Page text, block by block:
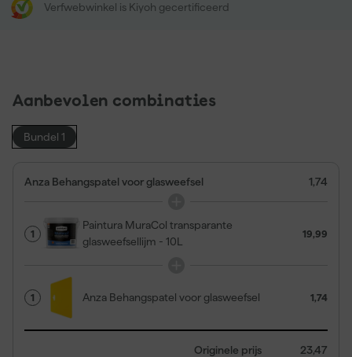
Verfwebwinkel is Kiyoh gecertificeerd
Aanbevolen combinaties
Bundel 1
Anza Behangspatel voor glasweefsel 1,74
1
Paintura MuraCol transparante
glasweefsellijm - 10L
19,99
1 Anza Behangspatel voor glasweefsel 1,74
Originele prijs 23,47